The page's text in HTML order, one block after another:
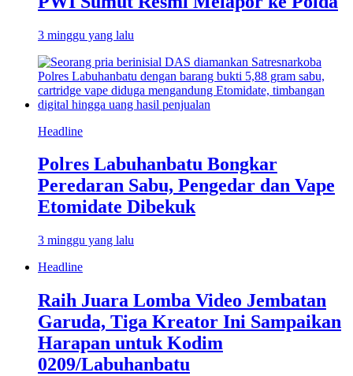
3 minggu yang lalu
Headline
Polres Labuhanbatu Bongkar
Peredaran Sabu, Pengedar dan Vape
Etomidate Dibekuk
3 minggu yang lalu
Headline
Raih Juara Lomba Video Jembatan
Garuda, Tiga Kreator Ini Sampaikan
Harapan untuk Kodim
0209/Labuhanbatu